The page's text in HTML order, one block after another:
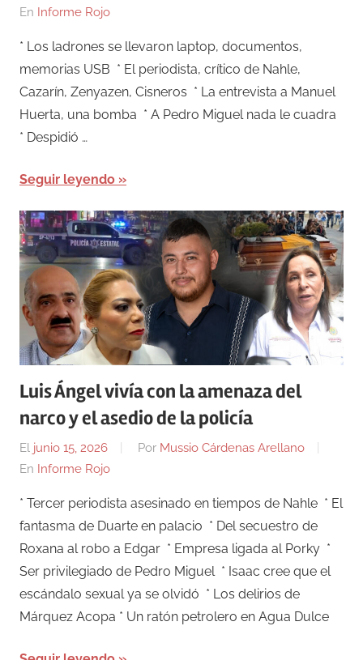
En Informe Rojo
* Los ladrones se llevaron laptop, documentos,
memorias USB * El periodista, crítico de Nahle,
Cazarín, Zenyazen, Cisneros * La entrevista a Manuel
Huerta, una bomba * A Pedro Miguel nada le cuadra
* Despidió …
Seguir leyendo
Luis Ángel vivía con la amenaza del
narco y el asedio de la policía
El junio 15, 2026 Por Mussio Cárdenas Arellano
En Informe Rojo
* Tercer periodista asesinado en tiempos de Nahle * El
fantasma de Duarte en palacio * Del secuestro de
Roxana al robo a Edgar * Empresa ligada al Porky *
Ser privilegiado de Pedro Miguel * Isaac cree que el
escándalo sexual ya se olvidó * Los delirios de
Márquez Acopa * Un ratón petrolero en Agua Dulce